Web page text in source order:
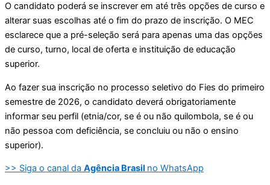
O candidato poderá se inscrever em até três opções de curso e
alterar suas escolhas até o fim do prazo de inscrição. O MEC
esclarece que a pré-seleção será para apenas uma das opções
de curso, turno, local de oferta e instituição de educação
superior.
Ao fazer sua inscrição no processo seletivo do Fies do primeiro
semestre de 2026, o candidato deverá obrigatoriamente
informar seu perfil (etnia/cor, se é ou não quilombola, se é ou
não pessoa com deficiência, se concluiu ou não o ensino
superior).
>> Siga o canal da Agência Brasil no WhatsApp